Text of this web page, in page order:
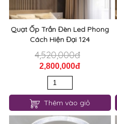
Quạt Ốp Trần Đèn Led Phong
Cách Hiện Đại 124
4,520,000đ
2,800,000đ
Thêm vào giỏ